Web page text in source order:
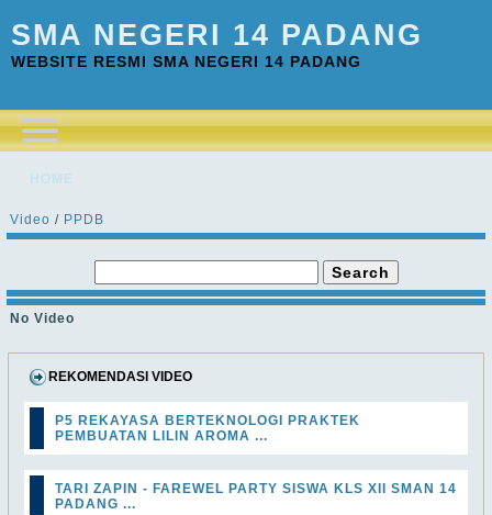
SMA NEGERI 14 PADANG
WEBSITE RESMI SMA NEGERI 14 PADANG
HOME
Video / PPDB
No Video
REKOMENDASI VIDEO
P5 REKAYASA BERTEKNOLOGI PRAKTEK
PEMBUATAN LILIN AROMA ...
TARI ZAPIN - FAREWEL PARTY SISWA KLS XII SMAN 14
PADANG ...